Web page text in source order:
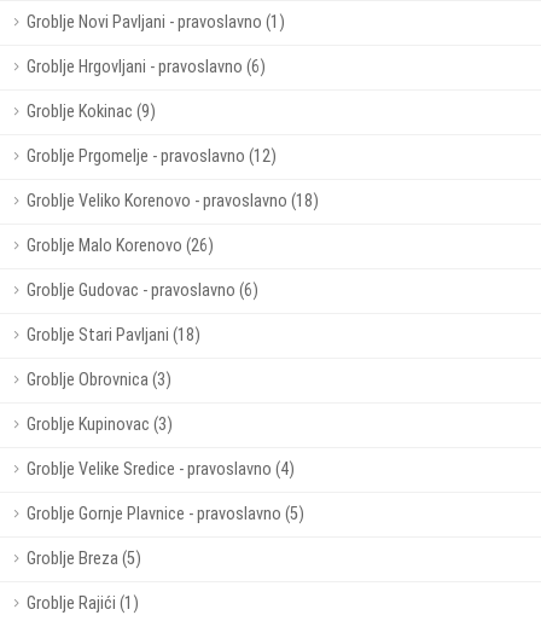
Groblje Novi Pavljani - pravoslavno (1)
Groblje Hrgovljani - pravoslavno (6)
Groblje Kokinac (9)
Groblje Prgomelje - pravoslavno (12)
Groblje Veliko Korenovo - pravoslavno (18)
Groblje Malo Korenovo (26)
Groblje Gudovac - pravoslavno (6)
Groblje Stari Pavljani (18)
Groblje Obrovnica (3)
Groblje Kupinovac (3)
Groblje Velike Sredice - pravoslavno (4)
Groblje Gornje Plavnice - pravoslavno (5)
Groblje Breza (5)
Groblje Rajići (1)